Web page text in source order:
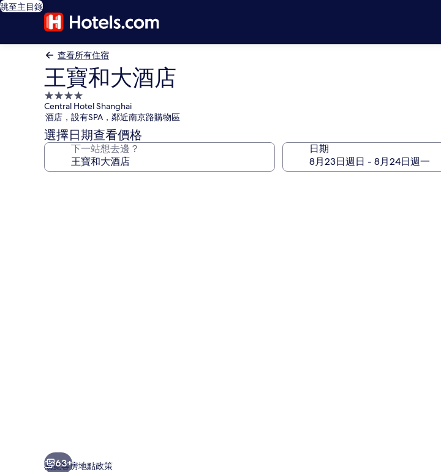
跳至主目錄
查看所有住宿
王寶和大酒店
4.0
星
級
住
宿
Central Hotel Shanghai
酒店，設有SPA，鄰近南京路購物區
選擇日期查看價格
下一站想去邊？ 日期
63+
概覽客房地點政策